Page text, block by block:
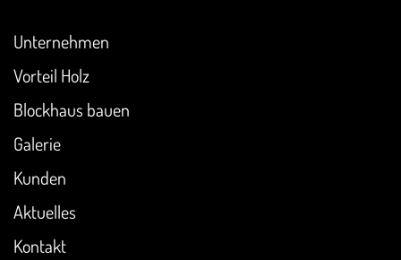
Unternehmen
Vorteil Holz
Blockhaus bauen
Galerie
Kunden
Aktuelles
Kontakt